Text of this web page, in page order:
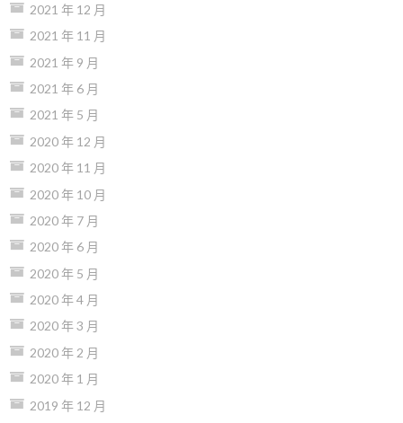
2021 年 12 月
2021 年 11 月
2021 年 9 月
2021 年 6 月
2021 年 5 月
2020 年 12 月
2020 年 11 月
2020 年 10 月
2020 年 7 月
2020 年 6 月
2020 年 5 月
2020 年 4 月
2020 年 3 月
2020 年 2 月
2020 年 1 月
2019 年 12 月